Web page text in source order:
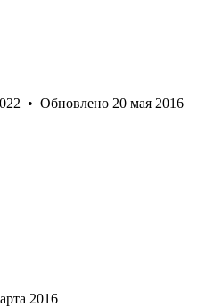
• Обновлено 20 мая 2016
2016